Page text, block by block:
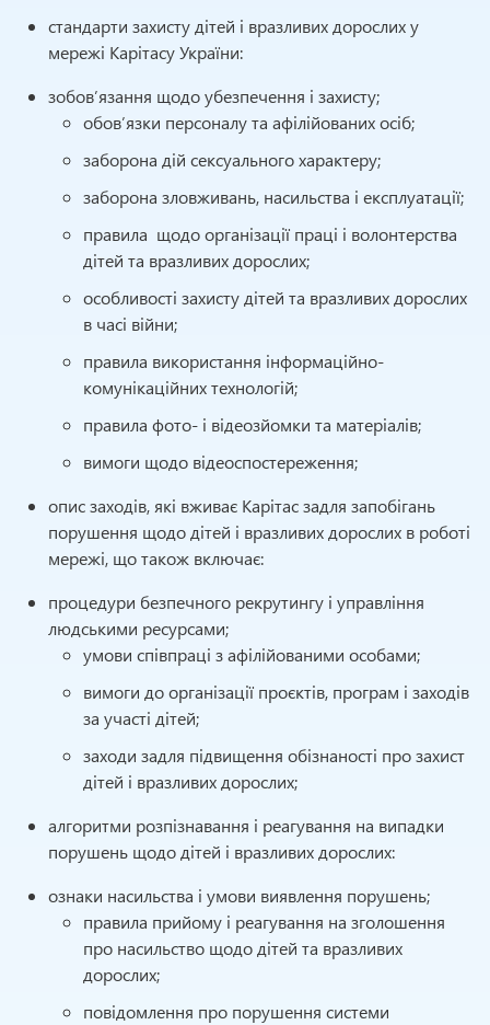
стандарти захисту дітей і вразливих дорослих у
мережі Карітасу України:
зобов’язання щодо убезпечення і захисту;
обов’язки персоналу та афілійованих осіб;
заборона дій сексуального характеру;
заборона зловживань, насильства і експлуатації;
правила щодо організації праці і волонтерства
дітей та вразливих дорослих;
особливості захисту дітей та вразливих дорослих
в часі війни;
правила використання інформаційно-
комунікаційних технологій;
правила фото- і відеозйомки та матеріалів;
вимоги щодо відеоспостереження;
опис заходів, які вживає Карітас задля запобігань
порушення щодо дітей і вразливих дорослих в роботі
мережі, що також включає:
процедури безпечного рекрутингу і управління
людськими ресурсами;
умови співпраці з афілійованими особами;
вимоги до організації проєктів, програм і заходів
за участі дітей;
заходи задля підвищення обізнаності про захист
дітей і вразливих дорослих;
алгоритми розпізнавання і реагування на випадки
порушень щодо дітей і вразливих дорослих:
ознаки насильства і умови виявлення порушень;
правила прийому і реагування на зголошення
про насильство щодо дітей та вразливих
дорослих;
повідомлення про порушення системи